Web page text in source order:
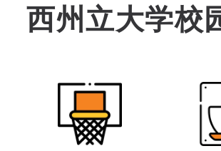
西州立大学校